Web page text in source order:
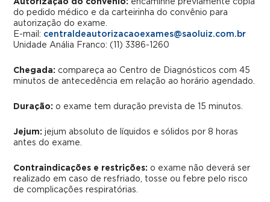
Autorização do convênio: encaminhe previamente cópia
do pedido médico e da carteirinha do convênio para
autorização do exame.
E-mail: centraldeautorizacaoexames@saoluiz.com.br
Unidade Anália Franco: (11) 3386-1260
Chegada: compareça ao Centro de Diagnósticos com 45
minutos de antecedência em relação ao horário agendado.
Duração: o exame tem duração prevista de 15 minutos.
Jejum: jejum absoluto de líquidos e sólidos por 8 horas
antes do exame.
Contraindicações e restrições: o exame não deverá ser
realizado em caso de resfriado, tosse ou febre pelo risco
de complicações respiratórias.